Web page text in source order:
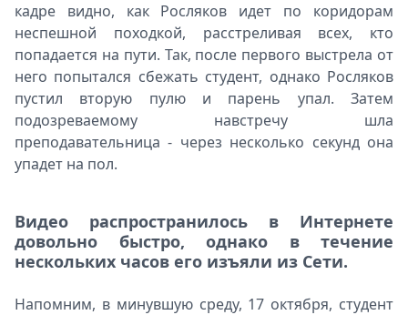
кадре видно, как Росляков идет по коридорам
неспешной походкой, расстреливая всех, кто
попадается на пути. Так, после первого выстрела от
него попытался сбежать студент, однако Росляков
пустил вторую пулю и парень упал. Затем
подозреваемому навстречу шла
преподавательница - через несколько секунд она
упадет на пол.
Видео распространилось в Интернете
довольно быстро, однако в течение
нескольких часов его изъяли из Сети.
Напомним, в минувшую среду, 17 октября, студент